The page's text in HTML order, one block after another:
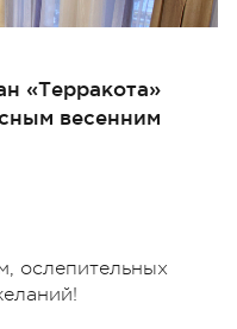
«Терракота»
весенним
ослепительных